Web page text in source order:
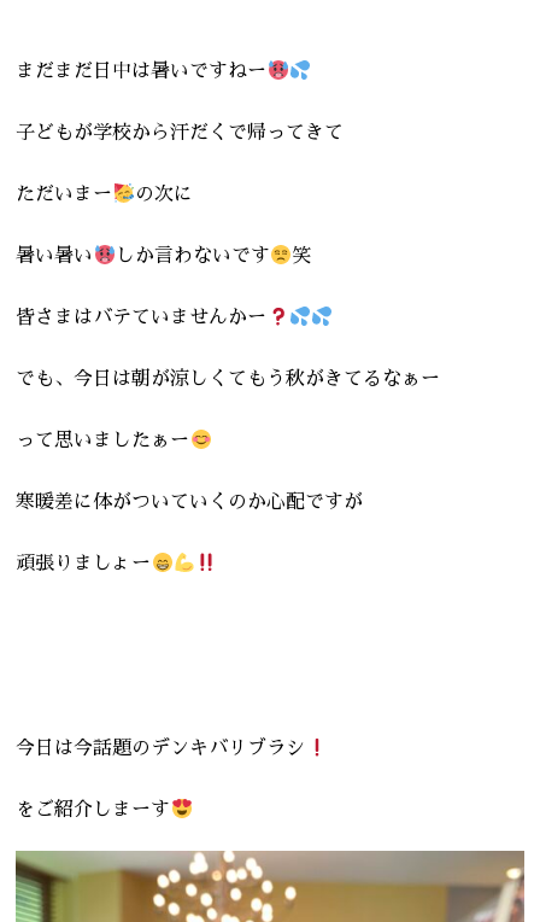
まだまだ日中は暑いですねー
子どもが学校から汗だくで帰ってきて
ただいまー の次に
暑い暑い しか言わないです 笑
皆さまはバテていませんかー
でも、今日は朝が涼しくてもう秋がきてるなぁー
って思いましたぁー
寒暖差に体がついていくのか心配ですが
頑張りましょー
今日は今話題のデンキバリブラシ
をご紹介しまーす